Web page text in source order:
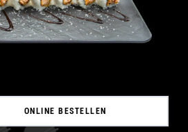
ONLINE BESTELLEN